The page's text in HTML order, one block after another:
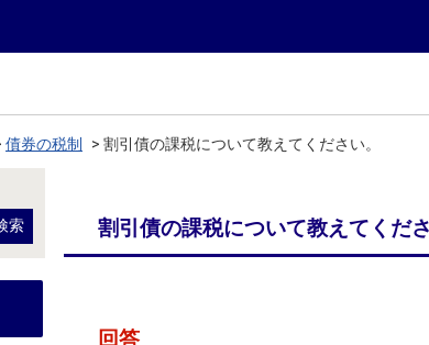
債券の税制 > 割引債の課税について教えてください。
割引債の課税について教えてくださ
回答